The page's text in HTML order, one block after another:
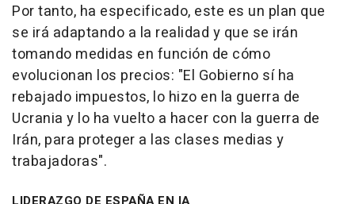
Por tanto, ha especificado, este es un plan que
se irá adaptando a la realidad y que se irán
tomando medidas en función de cómo
evolucionan los precios: "El Gobierno sí ha
rebajado impuestos, lo hizo en la guerra de
Ucrania y lo ha vuelto a hacer con la guerra de
Irán, para proteger a las clases medias y
trabajadoras".